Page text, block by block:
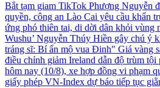
Bắt tạm giam TikTok Phượng Nguyễn
quyền, công an Lào Cai yêu cầu khẩn
ứng phó thiên tai, di dời dân khỏi vùng
Wushu’ Nguyễn Thúy Hiền gây chú ý
tráng sĩ: Bí ẩn mộ vua Đinh" Giá vàng
điều chỉnh giảm Ireland dẫn độ trùm
hôm nay (10/8), xe hợp đồng vi phạm
giấy phép VN-Index dự báo tiếp tục